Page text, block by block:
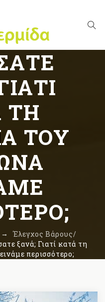
ΤΗ
ΤΟΥ
→ Έλεγχος Βάρους/
ξανά; Γιατί κατά τη
περισσότερο;